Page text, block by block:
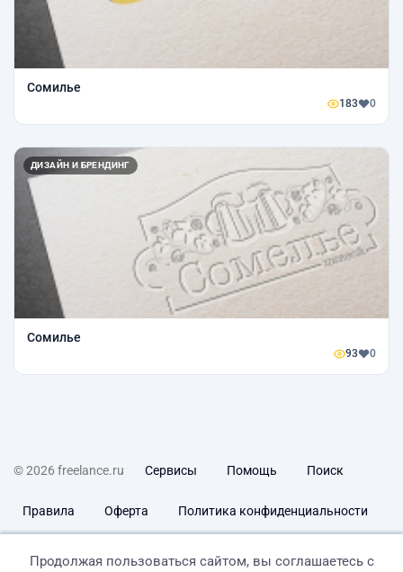
Сомилье
183 0
ДИЗАЙН И БРЕНДИНГ
Сомилье
93 0
© 2026 freelance.ru Сервисы Помощь Поиск
Правила Оферта Политика конфиденциальности
Продолжая пользоваться сайтом, вы соглашаетесь с